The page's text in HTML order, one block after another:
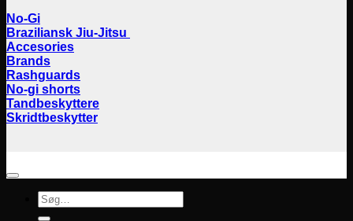
No-Gi
Braziliansk Jiu-Jitsu
Accesories
Brands
Rashguards
No-gi shorts
Tandbeskyttere
Skridtbeskytter
Søg
efter: